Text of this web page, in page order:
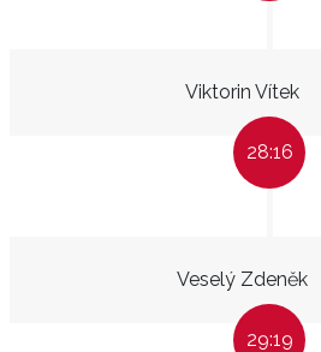
Viktorin Vítek
28:16
Veselý Zdeněk
29:19